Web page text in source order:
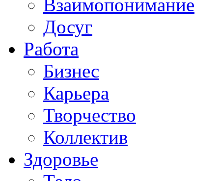
Взаимопонимание
Досуг
Работа
Бизнес
Карьера
Творчество
Коллектив
Здоровье